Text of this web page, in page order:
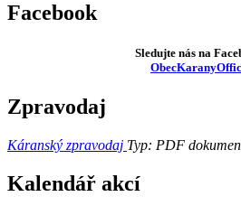
Facebook
Sledujte nás na
Zpravodaj
Káranský zpravodaj Typ: PDF
Kalendář akcí